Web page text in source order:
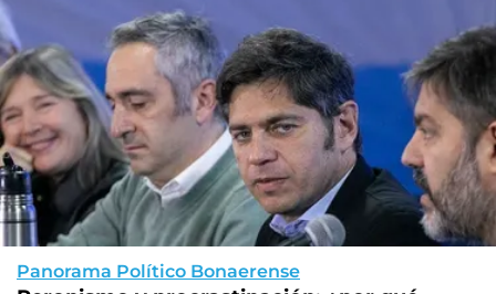
Panorama Político Bonaerense